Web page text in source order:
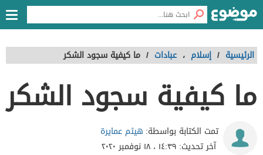
الرئيسية / إسلام ، عبادات / ما كيفية سجود الشكر
ما كيفية سجود الشكر
تمت الكتابة بواسطة: هيثم عمايرة
آخر تحديث: ١٤:٣٩ ، ١٨ نوفمبر ٢٠٢٠